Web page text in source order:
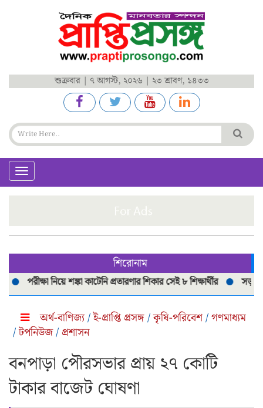
শুক্রবার | ৭ আগস্ট, ২০২৬ | ২৩ শ্রাবণ, ১৪৩৩
Toggle
navigation
শিরোনাম
পরীক্ষা নিয়ে শঙ্কা কাটেনি প্রতারণার শিকার সেই ৮ শিক্ষার্থীর সড়ক
অর্থ-বাণিজ্য/ই-প্রাপ্তি প্রসঙ্গ/কৃষি-পরিবেশ/গণমাধ্যম
/টপনিউজ/ প্রশাসন
বনপাড়া পৌরসভার প্রায় ২৭ কোটি
টাকার বাজেট ঘোষণা